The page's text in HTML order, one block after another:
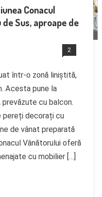
Conacul
Sus, aproape de
2
într-o zonă liniștită,
Acesta pune la
cu balcon.
pereți decorați cu
de vânat preparată
Vânătorului oferă
cu mobilier […]